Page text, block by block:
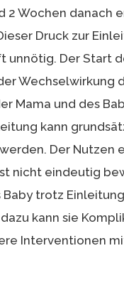
2 Wochen danach
Druck zur
unnötig. Der Start
Wechselwirkung
Mama und des
kann
Der Nutzen
nicht eindeutig
trotz
kann sie
Interventionen